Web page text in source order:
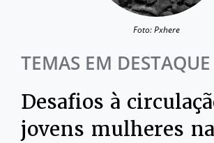
Foto: Pxhere
TEMAS EM DESTAQUE
Desafios à
jovens mulheres